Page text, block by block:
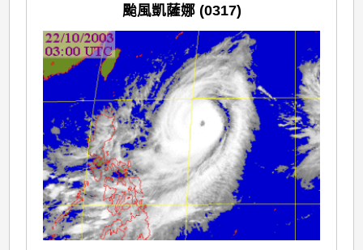
颱風凱薩娜 (0317)